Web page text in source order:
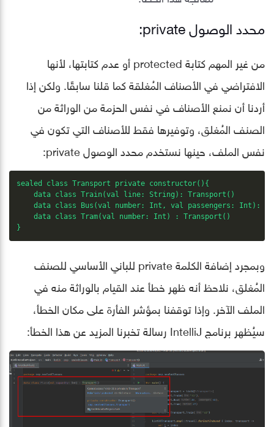
محدد الوصول private:
من غير المهم كتابة protected أو عدم كتابتها، لأنها
الافتراضي في الأصناف المُغلقة كما قلنا سابقًا. ولكن إذا
أردنا أن نمنع الأصناف في نفس الحزمة من الوراثة من
الصنف المُغلق، وتوفيرها فقط للأصناف التي تكون في
نفس الملف، حينها نستخدم محدد الوصول private:
sealed class Transport private constructor(){
    data class Train(val line: String): Transport()
data class Bus(val number: Int, val passengers: Int):
    data class Tram(val number: Int) : Transport()
}
وبمجرد إضافة الكلمة private للباني الأساسي للصنف
المُغلق، نلاحظ أنه ظهر خطأ عند القيام بالوراثة منه في
الملف الآخر. وإذا توقفنا بمؤشر الفأرة على مكان الخطأ،
سيُظهر برنامج IntelliJ رسالة تخبرنا المزيد عن هذا الخطأ: